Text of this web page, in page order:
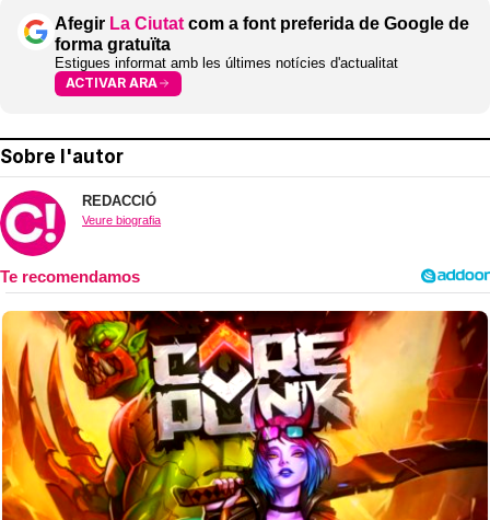
Afegir La Ciutat com a font preferida de Google de
forma gratuïta
Estigues informat amb les últimes notícies d'actualitat
ACTIVAR ARA
Sobre l'autor
REDACCIÓ
Veure biografia